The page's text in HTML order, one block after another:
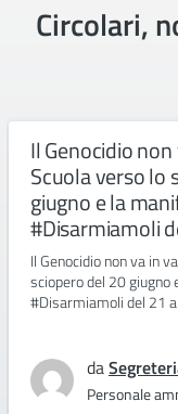
Circolari,
Il Genocidio
Scuola verso lo
giugno e la
#Disarmiamoli
Il Genocidio non va in
sciopero del 20
#Disarmiamoli del 21
da
Personale